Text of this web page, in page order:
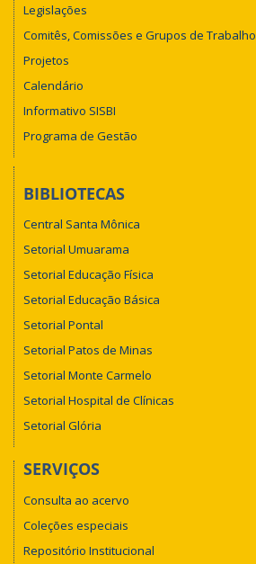
Legislações
Comitês, Comissões e Grupos de Trabalho
Projetos
Calendário
Informativo SISBI
Programa de Gestão
BIBLIOTECAS
Central Santa Mônica
Setorial Umuarama
Setorial Educação Física
Setorial Educação Básica
Setorial Pontal
Setorial Patos de Minas
Setorial Monte Carmelo
Setorial Hospital de Clínicas
Setorial Glória
SERVIÇOS
Consulta ao acervo
Coleções especiais
Repositório Institucional